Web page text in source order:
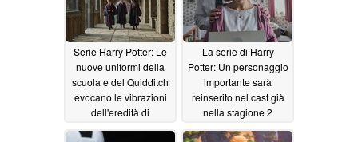
Serie Harry Potter: Le
nuove uniformi della
scuola e del Quidditch
evocano le vibrazioni
dell'eredità di
Hogwarts05/20/2026
La serie di Harry
Potter: Un personaggio
importante sarà
reinserito nel cast già
nella stagione 2
05/19/2026